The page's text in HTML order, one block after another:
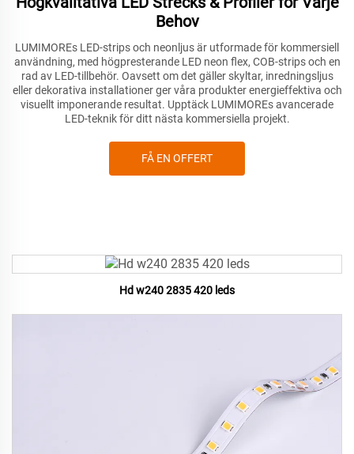
Behov
LUMIMOREs LED-strips och neonljus är utformade för kommersiell
användning, med högpresterande LED neon flex, COB-strips och en
rad av LED-tillbehör. Oavsett om det gäller skyltar, inredningsljus
eller dekorativa installationer ger våra produkter energieffektiva och
visuellt imponerande resultat. Upptäck LUMIMOREs avancerade
LED-teknik för ditt nästa kommersiella projekt.
FÅ EN OFFERT
Hd w240 2835 420 leds